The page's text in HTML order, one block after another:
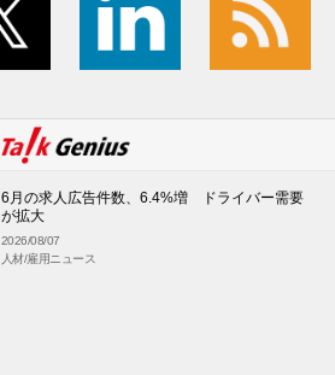
6月の求人広告件数、6.4%増 ドライバー需要
が拡大
2026/08/07
人材/雇用ニュース